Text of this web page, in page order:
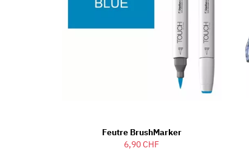
Feutre BrushMarker
6,90 CHF